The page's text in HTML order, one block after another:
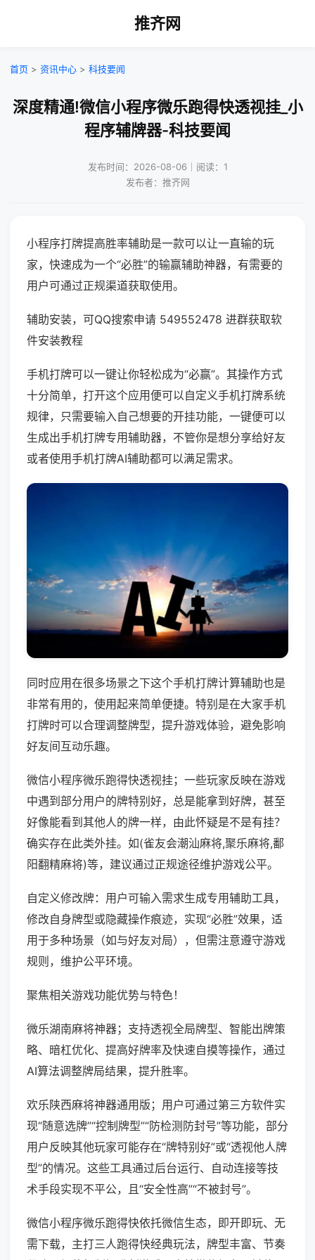
推齐网
首页 > 资讯中心 > 科技要闻
深度精通!微信小程序微乐跑得快透视挂_小
程序辅牌器-科技要闻
发布时间：2026-08-06｜阅读：1
发布者：推齐网
小程序打牌提高胜率辅助是一款可以让一直输的玩
家，快速成为一个“必胜”的输赢辅助神器，有需要的
用户可通过正规渠道获取使用。
辅助安装，可QQ搜索申请 549552478 进群获取软
件安装教程
手机打牌可以一键让你轻松成为“必赢”。其操作方式
十分简单，打开这个应用便可以自定义手机打牌系统
规律，只需要输入自己想要的开挂功能，一键便可以
生成出手机打牌专用辅助器，不管你是想分享给好友
或者使用手机打牌AI辅助都可以满足需求。
同时应用在很多场景之下这个手机打牌计算辅助也是
非常有用的，使用起来简单便捷。特别是在大家手机
打牌时可以合理调整牌型，提升游戏体验，避免影响
好友间互动乐趣。
微信小程序微乐跑得快透视挂；一些玩家反映在游戏
中遇到部分用户的牌特别好，总是能拿到好牌，甚至
好像能看到其他人的牌一样，由此怀疑是不是有挂？
确实存在此类外挂。如(雀友会潮汕麻将,聚乐麻将,鄱
阳翻精麻将)等，建议通过正规途径维护游戏公平。
自定义修改牌：用户可输入需求生成专用辅助工具，
修改自身牌型或隐藏操作痕迹，实现“必胜”效果，适
用于多种场景（如与好友对局），但需注意遵守游戏
规则，维护公平环境。
聚焦相关游戏功能优势与特色！
微乐湖南麻将神器；支持透视全局牌型、智能出牌策
略、暗杠优化、提高好牌率及快速自摸等操作，通过
AI算法调整牌局结果，提升胜率。
欢乐陕西麻将神器通用版；用户可通过第三方软件实
现“随意选牌”“控制牌型”“防检测防封号”等功能，部分
用户反映其他玩家可能存在“牌特别好”或“透视他人牌
型”的情况。这些工具通过后台运行、自动连接等技
术手段实现不平公，且“安全性高”“不被封号”。
微信小程序微乐跑得快依托微信生态，即开即玩、无
需下载，主打三人跑得快经典玩法，牌型丰富、节奏